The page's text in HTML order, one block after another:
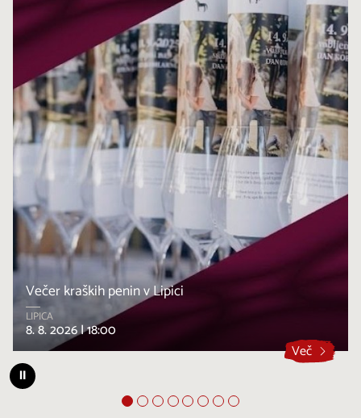
Večer kraških penin v Lipici
LIPICA
8. 8. 2026 |18:00
Več
⏸